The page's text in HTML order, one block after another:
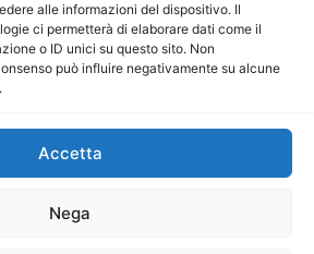
alle informazioni del dispositivo. Il
ci permetterà di elaborare dati come il
o ID unici su questo sito. Non
può influire negativamente su alcune
Accetta
Nega
Maurizio Scaglione
Maria Calabrese
P.IVA: 06334930820
Società Cooperativa a r.l. è
Operatori di Comunicazione al